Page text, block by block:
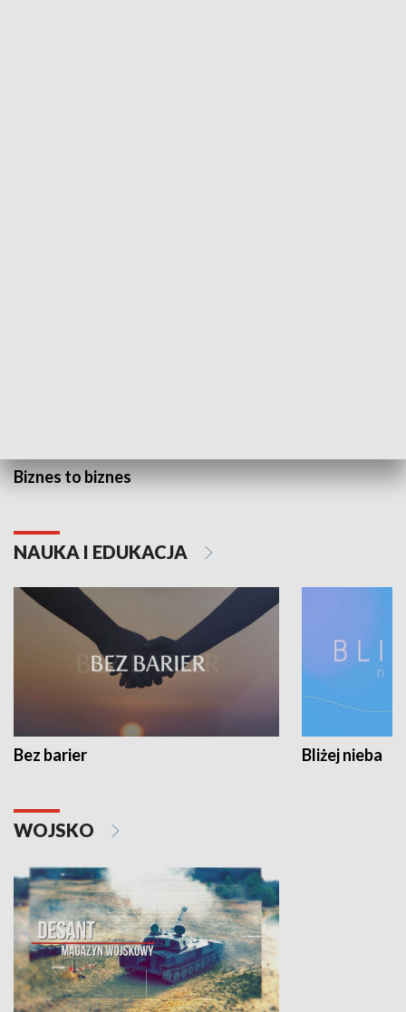
Biznes to biznes
NAUKA I EDUKACJA
Bez barier Bliżej nieba
WOJSKO